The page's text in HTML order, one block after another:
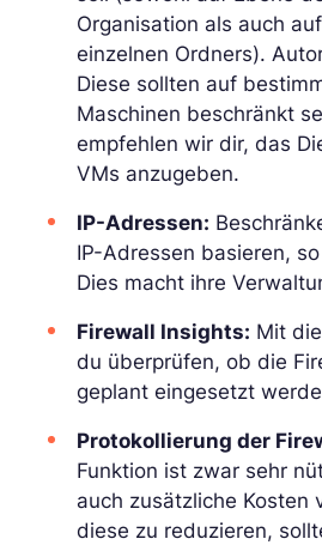
Organisation als auch
einzelnen Ordners).
Diese sollten auf
Maschinen beschränkt
empfehlen wir dir, das
VMs anzugeben.
IP-Adressen:
IP-Adressen basieren,
Dies macht ihre
Firewall Insights: Mit
du überprüfen, ob die
geplant eingesetzt
Protokollierung der
Funktion ist zwar sehr
auch zusätzliche Kosten
diese zu reduzieren,